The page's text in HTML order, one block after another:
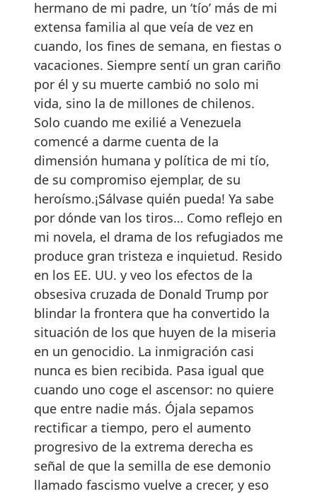
hermano de mi padre, un ‘tío’ más de mi
extensa familia al que veía de vez en
cuando, los fines de semana, en fiestas o
vacaciones. Siempre sentí un gran cariño
por él y su muerte cambió no solo mi
vida, sino la de millones de chilenos.
Solo cuando me exilié a Venezuela
comencé a darme cuenta de la
dimensión humana y política de mi tío,
de su compromiso ejemplar, de su
heroísmo.¡Sálvase quién pueda! Ya sabe
por dónde van los tiros… Como reflejo en
mi novela, el drama de los refugiados me
produce gran tristeza e inquietud. Resido
en los EE. UU. y veo los efectos de la
obsesiva cruzada de Donald Trump por
blindar la frontera que ha convertido la
situación de los que huyen de la miseria
en un genocidio. La inmigración casi
nunca es bien recibida. Pasa igual que
cuando uno coge el ascensor: no quiere
que entre nadie más. Ójala sepamos
rectificar a tiempo, pero el aumento
progresivo de la extrema derecha es
señal de que la semilla de ese demonio
llamado fascismo vuelve a crecer, y eso